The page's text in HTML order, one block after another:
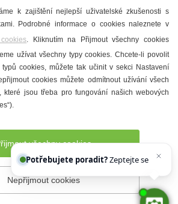
Mandloně
Ubytování
Restaurace
muzeum a galerie
Denní meníčka
Správce webu
k zajištění nejlepší uživatelské zkušenosti s
Podrobné informace o cookies naleznete v
. Kliknutím na Přijmout všechny cookies
užívat všechny typy cookies. Chcete-li povolit
cookies, můžete tak učinit v sekci Nastavení
cookies můžete odmítnout užívání všech
které jsou třeba pro fungování našich webových
všechny cookies
Nepřijmout cookies
poradit?Zeptejte se našeho as